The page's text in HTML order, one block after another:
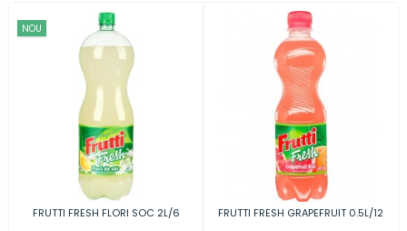
NOU
FRUTTI FRESH FLORI SOC 2L/6
FRUTTI FRESH GRAPEFRUIT 0.5L/12